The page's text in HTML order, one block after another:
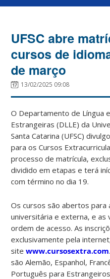
UFSC abre
cursos de
de março
13/02/2025 09:08
O Departamento de Língua
Estrangeiras (DLLE) da
Santa Catarina (UFSC)
para os Cursos
processo de matrícula,
dividido em etapas e terá
com término no dia 19.
Os cursos são abertos para
universitária e externa, e as
ordem de acesso. As
exclusivamente pela
sitewww.cursosextra.com
são Alemão, Espanhol,
Português para